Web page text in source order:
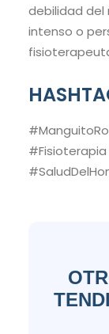
debilidad del
intenso o
#Fisioterapia